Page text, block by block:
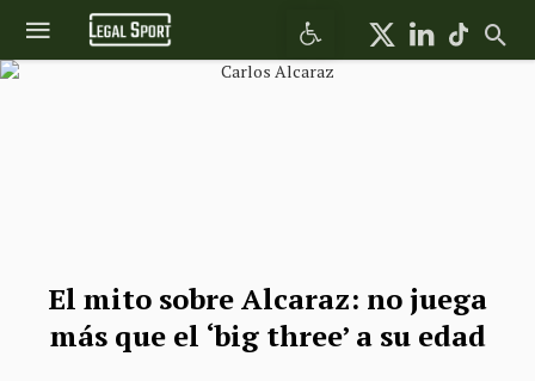
Abrir barra de herramientas
El mito sobre Alcaraz: no juega
más que el ‘big three’ a su edad